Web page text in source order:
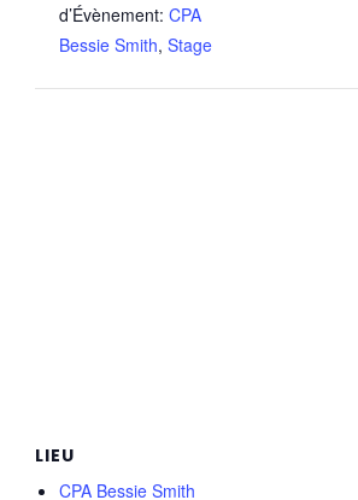
d’Évènement: CPA
Bessie Smith, Stage
LIEU
CPA Bessie Smith